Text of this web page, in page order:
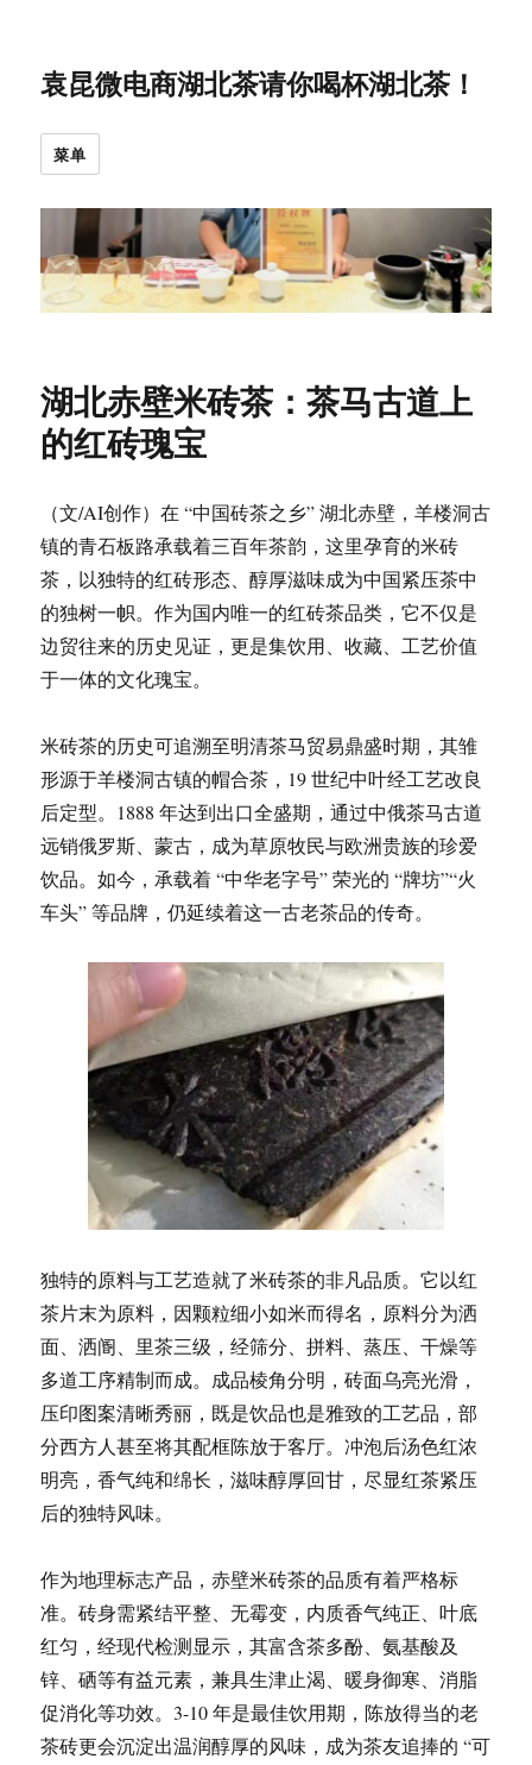
袁昆微电商湖北茶请你喝杯湖北茶！
菜单
湖北赤壁米砖茶：茶马古道上
的红砖瑰宝
（文/AI创作）在 “中国砖茶之乡” 湖北赤壁，羊楼洞古
镇的青石板路承载着三百年茶韵，这里孕育的米砖
茶，以独特的红砖形态、醇厚滋味成为中国紧压茶中
的独树一帜。作为国内唯一的红砖茶品类，它不仅是
边贸往来的历史见证，更是集饮用、收藏、工艺价值
于一体的文化瑰宝。
米砖茶的历史可追溯至明清茶马贸易鼎盛时期，其雏
形源于羊楼洞古镇的帽合茶，19 世纪中叶经工艺改良
后定型。1888 年达到出口全盛期，通过中俄茶马古道
远销俄罗斯、蒙古，成为草原牧民与欧洲贵族的珍爱
饮品。如今，承载着 “中华老字号” 荣光的 “牌坊”“火
车头” 等品牌，仍延续着这一古老茶品的传奇。
独特的原料与工艺造就了米砖茶的非凡品质。它以红
茶片末为原料，因颗粒细小如米而得名，原料分为洒
面、洒阍、里茶三级，经筛分、拼料、蒸压、干燥等
多道工序精制而成。成品棱角分明，砖面乌亮光滑，
压印图案清晰秀丽，既是饮品也是雅致的工艺品，部
分西方人甚至将其配框陈放于客厅。冲泡后汤色红浓
明亮，香气纯和绵长，滋味醇厚回甘，尽显红茶紧压
后的独特风味。
作为地理标志产品，赤壁米砖茶的品质有着严格标
准。砖身需紧结平整、无霉变，内质香气纯正、叶底
红匀，经现代检测显示，其富含茶多酚、氨基酸及
锌、硒等有益元素，兼具生津止渴、暖身御寒、消脂
促消化等功效。3-10 年是最佳饮用期，陈放得当的老
茶砖更会沉淀出温润醇厚的风味，成为茶友追捧的 “可